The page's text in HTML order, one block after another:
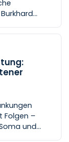
3, Uniklinik
dem
Folgen –
und